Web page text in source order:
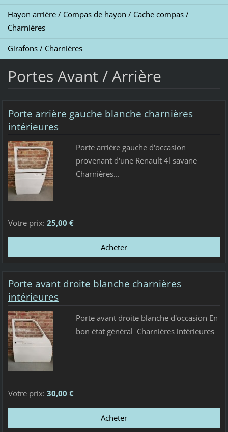
Hayon arrière / Compas de hayon / Cache compas /
Charnières
Girafons / Charnières
Portes Avant / Arrière
Porte arrière gauche blanche charnières
intérieures
Porte arrière gauche d'occasion
provenant d'une Renault 4l savane
Charnières...
Votre prix: 25,00 €
Porte avant droite blanche charnières
intérieures
Porte avant droite blanche d'occasion En
bon état général Charnières intérieures
Votre prix: 30,00 €